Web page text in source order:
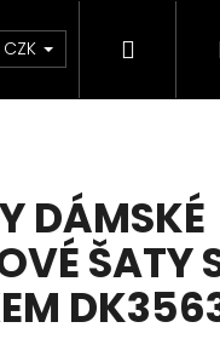
CZK Hledat
DÁMSKÉ
ŠATY